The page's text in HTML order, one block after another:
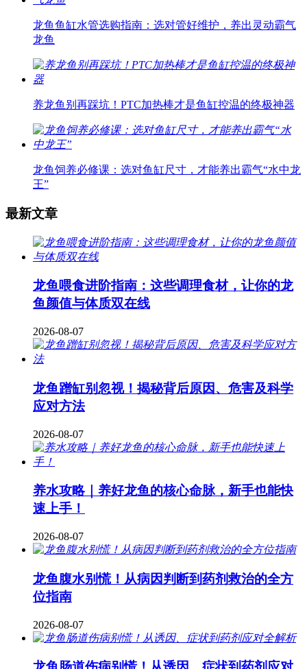
龙鱼鱼缸水管选购指南：选对管好维护，养出灵动霸气
龙鱼
养龙鱼别再踩坑！PTC加热棒才是鱼缸控温的终极神器
龙鱼饲养必修课：选对鱼缸尺寸，才能养出霸气“水中龙
王”
最新文章
龙鱼喂食进阶指南：这些调理食材，让你的龙
鱼颜值与体质双在线
2026-08-07
龙鱼蹭缸别忽视！揭秘背后原因、危害及科学
应对方法
2026-08-07
养水攻略｜养好龙鱼的核心命脉，新手也能快
速上手！
2026-08-07
龙鱼腹水别慌！从病因判断到药剂救治的全方
位指南
2026-08-07